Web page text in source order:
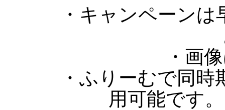
・キャンペーン
・画
・ふりーむで同
用可能です